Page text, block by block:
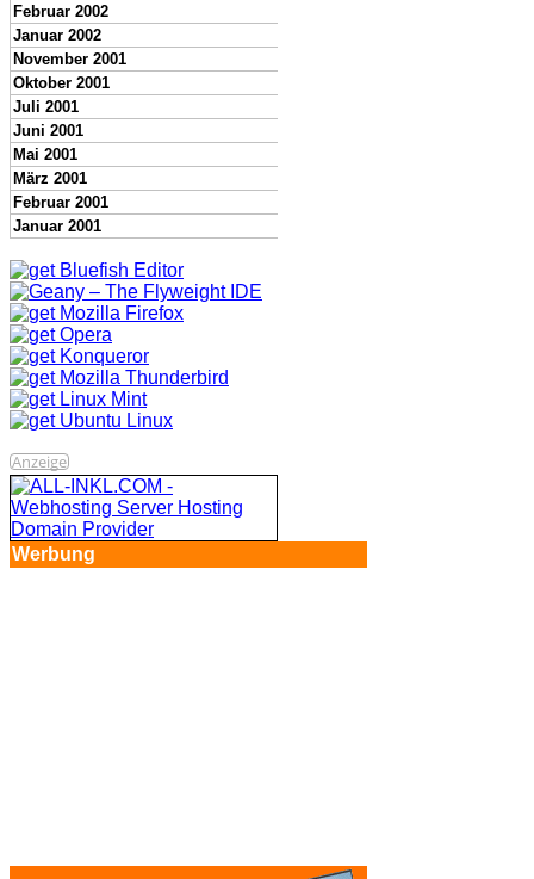
Februar 2002
Januar 2002
November 2001
Oktober 2001
Juli 2001
Juni 2001
Mai 2001
März 2001
Februar 2001
Januar 2001
Anzeige
Werbung